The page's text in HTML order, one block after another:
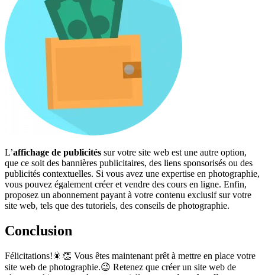
L’affichage de publicités sur votre site web est une autre option,
que ce soit des bannières publicitaires, des liens sponsorisés ou des
publicités contextuelles. Si vous avez une expertise en photographie,
vous pouvez également créer et vendre des cours en ligne. Enfin,
proposez un abonnement payant à votre contenu exclusif sur votre
site web, tels que des tutoriels, des conseils de photographie.
Conclusion
Félicitations!🎇👏 Vous êtes maintenant prêt à mettre en place votre
site web de photographie.😉 Retenez que créer un site web de